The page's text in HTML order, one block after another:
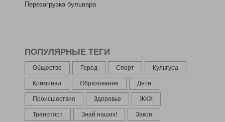
Перезагрузка бульвара
ПОПУЛЯРНЫЕ ТЕГИ
Общество Город Спорт Культура
Криминал Образование Дети
Происшествия Здоровье ЖКХ
Транспорт Знай наших! Закон